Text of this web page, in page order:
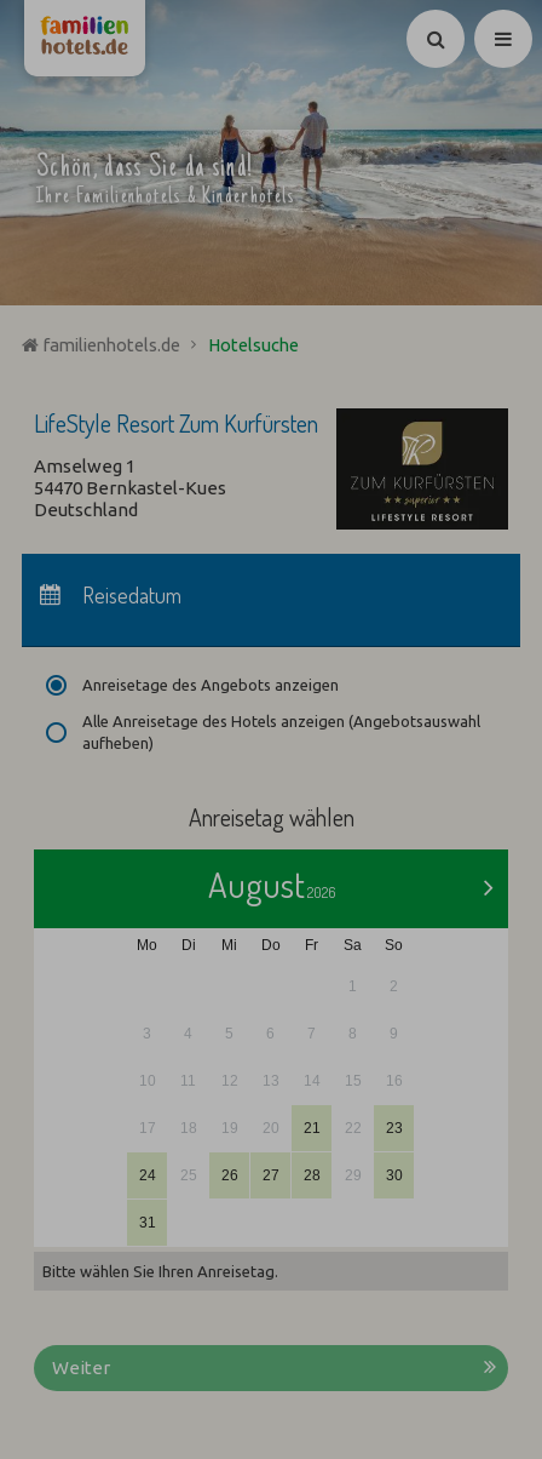
Suchen
Schön, dass Sie da sind!
Ihre Familienhotels & Kinderhotels
familienhotels.de Hotelsuche
LifeStyle Resort Zum Kurfürsten
Amselweg 1
54470 Bernkastel-Kues
Deutschland
Abreise:keine Auswahl
Reisedatum
Anreisetage des Angebots anzeigen
Alle Anreisetage des Hotels anzeigen (Angebotsauswahl
aufheben)
Anreisetag wählen
>
August2026
Mo Di Mi Do Fr Sa So
1 2
3 4 5 6 7 8 9
10 11 12 13 14 15 16
17 18 19 20 21 22 23
24 25 26 27 28 29 30
31
Bitte wählen Sie Ihren Anreisetag.
Weiter